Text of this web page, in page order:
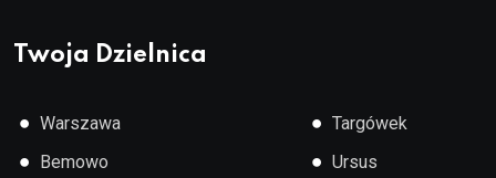
Twoja Dzielnica
● Warszawa
● Bemowo
● Targówek
● Ursus